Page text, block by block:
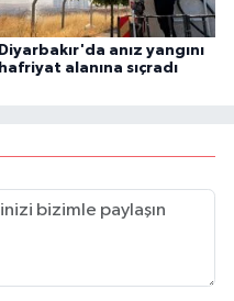
Diyarbakır'da anız yangını
hafriyat alanına sıçradı